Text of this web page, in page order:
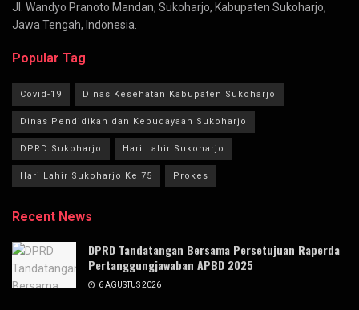
Jl. Wandyo Pranoto Mandan, Sukoharjo, Kabupaten Sukoharjo,
Jawa Tengah, Indonesia.
Popular Tag
Covid-19 Dinas Kesehatan Kabupaten Sukoharjo
Dinas Pendidikan dan Kebudayaan Sukoharjo
DPRD Sukoharjo Hari Lahir Sukoharjo
Hari Lahir Sukoharjo Ke 75 Prokes
Recent News
DPRD Tandatangan Bersama Persetujuan Raperda
Pertanggungjawaban APBD 2025
6 AGUSTUS 2026